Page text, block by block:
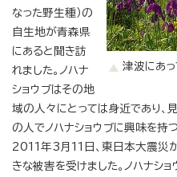
津波にあ
なった野生種）の
自生地が青森県
にあると聞き訪
れました。ノハナ
ショウブはその地
域の人々にとっては身近であり、
の人でノハナショウブに興味を持
2011年3月11日、東日本大震災
きな被害を受けました。ノハナシ